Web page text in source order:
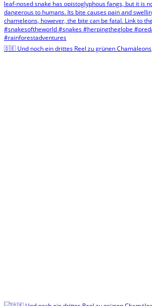
🇩🇪 Und noch ein drittes Reel zu grünen Chamäleons